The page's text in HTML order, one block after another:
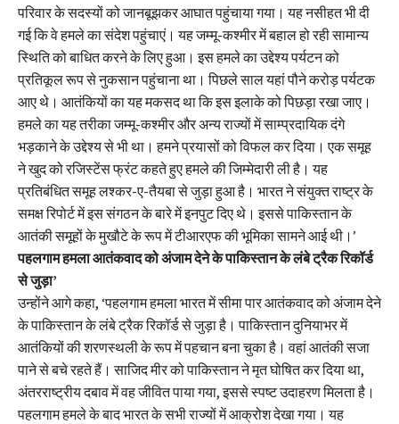
परिवार के सदस्यों को जानबूझकर आघात पहुंचाया गया। यह नसीहत भी दी
गई कि वे हमले का संदेश पहुंचाएं। यह जम्मू-कश्मीर में बहाल हो रही सामान्य
स्थिति को बाधित करने के लिए हुआ। इस हमले का उद्देश्य पर्यटन को
प्रतिकूल रूप से नुकसान पहुंचाना था। पिछले साल यहां पौने करोड़ पर्यटक
आए थे। आतंकियों का यह मकसद था कि इस इलाके को पिछड़ा रखा जाए।
हमले का यह तरीका जम्मू-कश्मीर और अन्य राज्यों में साम्प्रदायिक दंगे
भड़काने के उद्देश्य से भी था। हमने प्रयासों को विफल कर दिया। एक समूह
ने खुद को रजिस्टेंस फ्रंट कहते हुए हमले की जिम्मेदारी ली है। यह
प्रतिबंधित समूह लश्कर-ए-तैयबा से जुड़ा हुआ है। भारत ने संयुक्त राष्ट्र के
समक्ष रिपोर्ट में इस संगठन के बारे में इनपुट दिए थे। इससे पाकिस्तान के
आतंकी समूहों के मुखौटे के रूप में टीआरएफ की भूमिका सामने आई थी।’
पहलगाम हमला आतंकवाद को अंजाम देने के पाकिस्तान के लंबे ट्रैक रिकॉर्ड
से जुड़ा’
उन्होंने आगे कहा, ‘पहलगाम हमला भारत में सीमा पार आतंकवाद को अंजाम देने
के पाकिस्तान के लंबे ट्रैक रिकॉर्ड से जुड़ा है। पाकिस्तान दुनियाभर में
आतंकियों की शरणस्थली के रूप में पहचान बना चुका है। वहां आतंकी सजा
पाने से बचे रहते हैं। साजिद मीर को पाकिस्तान ने मृत घोषित कर दिया था,
अंतरराष्ट्रीय दबाव में वह जीवित पाया गया, इससे स्पष्ट उदाहरण मिलता है।
पहलगाम हमले के बाद भारत के सभी राज्यों में आक्रोश देखा गया। यह